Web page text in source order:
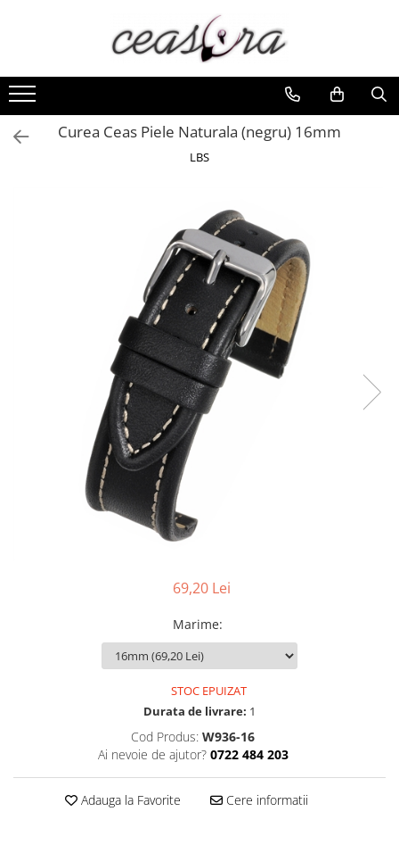
Toate Produsele
Baterii
AA, AAA, 9V
Accesorii baterii
Ceasuri Daniel Klein
Ceasuri Q&Q Attractive
Ceasuri Reflex
Ceasuri Sekonda
Ceasuri Timberland
Curele Apple Watch
Curea Ceas Piele Naturala (negru) 16mm
LBS
69,20 Lei
Marime:
STOC EPUIZAT
Durata de livrare: 1
Cod Produs: W936-16
Ai nevoie de ajutor? 0722 484 203
Adauga la Favorite Cere informatii